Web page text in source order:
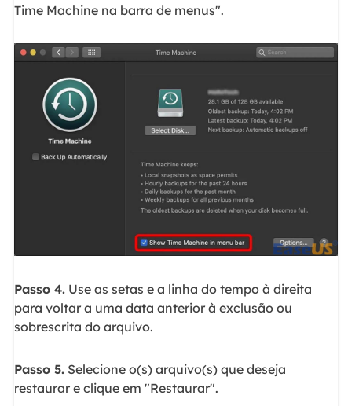
Time Machine na barra de menus".
Passo 4.Use as setas e a linha do tempo à direita
para voltar a uma data anterior à exclusão ou
sobrescrita do arquivo.
Passo 5.Selecione o(s) arquivo(s) que deseja
restaurar e clique em "Restaurar".